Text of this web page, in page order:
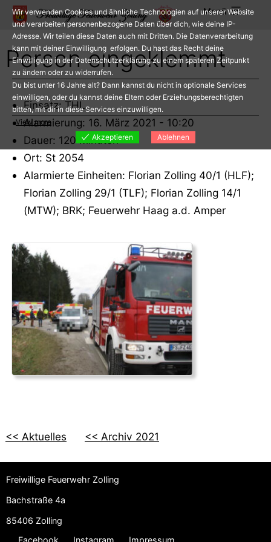
Zum
Inhalt
springen
Menü
Person eingeklemmt
Einsatz: THL
Alarmierung: 16. März 2021 - 10:20
Dauer: 120 Minuten
Ort: St 2054
Alarmierte Einheiten: Florian Zolling 40/1 (HLF);
Florian Zolling 29/1 (TLF); Florian Zolling 14/1
(MTW); BRK; Feuerwehr Haag a.d. Amper
<< Aktuelles << Archiv 2021
Freiwillige Feuerwehr Zolling
Bachstraße 4a
85406 Zolling
Wir verwenden Cookies und ähnliche Technologien auf unserer Website
und verarbeiten personenbezogene Daten über dich, wie deine IP-
Adresse. Wir teilen diese Daten auch mit Dritten. Die Datenverarbeitung
kann mit deiner Einwilligung erfolgen. Du hast das Recht deine
Einwilligung in der Datenschutzerklärung zu einem späteren Zeitpunkt
zu ändern oder zu widerrufen.
Du bist unter 16 Jahre alt? Dann kannst du nicht in optionale Services
einwilligen, oder du kannst deine Eltern oder Erziehungsberechtigten
bitten, mit dir in diese Services einzuwilligen.
View more
Akzeptieren
Ablehnen